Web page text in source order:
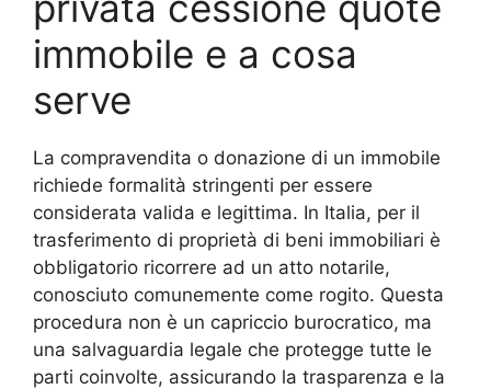
immobile e a cosa
serve
La compravendita o donazione di un immobile
richiede formalità stringenti per essere
considerata valida e legittima. In Italia, per il
trasferimento di proprietà di beni immobiliari è
obbligatorio ricorrere ad un atto notarile,
conosciuto comunemente come rogito. Questa
procedura non è un capriccio burocratico, ma
una salvaguardia legale che protegge tutte le
parti coinvolte, assicurando la trasparenza e la